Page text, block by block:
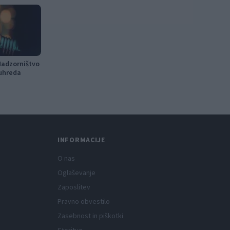
INFORMACIJE
O nas
Oglaševanje
Zaposlitev
Pravno obvestilo
Zasebnost in piškotki